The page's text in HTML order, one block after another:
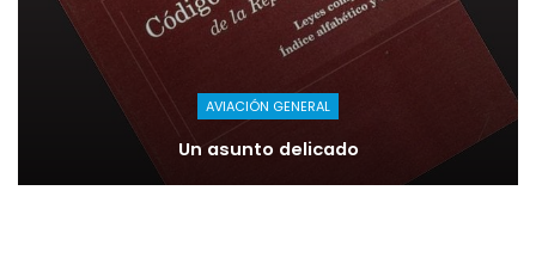
AVIACIÓN GENERAL
Un asunto delicado